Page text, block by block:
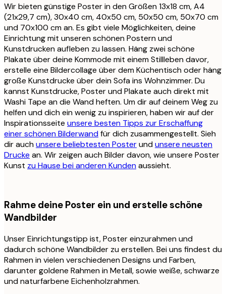
Wir bieten günstige Poster in den Größen 13x18 cm, A4
(21x29,7 cm), 30x40 cm, 40x50 cm, 50x50 cm, 50x70 cm
und 70x100 cm an. Es gibt viele Möglichkeiten, deine
Einrichtung mit unseren schönen Postern und
Kunstdrucken aufleben zu lassen. Häng zwei schöne
Plakate über deine Kommode mit einem Stillleben davor,
erstelle eine Bildercollage über dem Küchentisch oder häng
große Kunstdrucke über dein Sofa ins Wohnzimmer. Du
kannst Kunstdrucke, Poster und Plakate auch direkt mit
Washi Tape an die Wand heften. Um dir auf deinem Weg zu
helfen und dich ein wenig zu inspirieren, haben wir auf der
Inspirationsseite unsere besten Tipps zur Erschaffung
einer schönen Bilderwandfür dich zusammengestellt. Sieh
dir auchunsere beliebtesten Posterundunsere neusten
Drucke an. Wir zeigen auch Bilder davon, wie unsere Poster
Kunst zu Hause bei anderen Kundenaussieht.
Rahme deine Poster ein und erstelle schöne
Wandbilder
Unser Einrichtungstipp ist, Poster einzurahmen und
dadurch schöne Wandbilder zu erstellen. Bei uns findest du
Rahmen in vielen verschiedenen Designs und Farben,
darunter goldene Rahmen in Metall, sowie weiße, schwarze
und naturfarbene Eichenholzrahmen.